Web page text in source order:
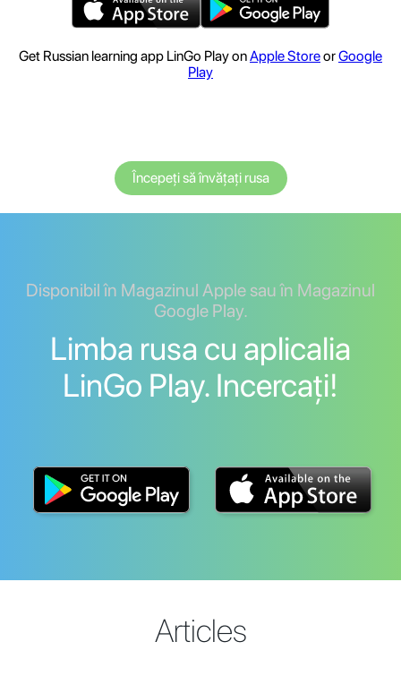
Get Russian learning app LinGo Play onApple StoreorGoogle
Play
Începeți să învățați rusa
Disponibil în Magazinul Apple sau în Magazinul
Google Play.
Limba rusa cu aplicalia
LinGo Play. Incercați!
Articles